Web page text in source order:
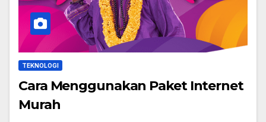
TEKNOLOGI
Cara Menggunakan Paket Internet
Murah